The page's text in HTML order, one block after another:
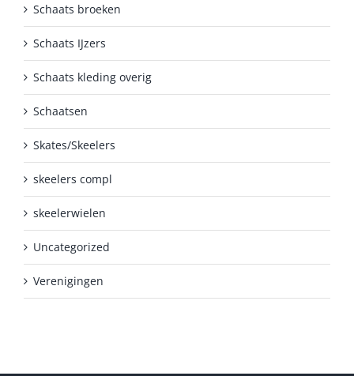
Schaats broeken
Schaats IJzers
Schaats kleding overig
Schaatsen
Skates/Skeelers
skeelers compl
skeelerwielen
Uncategorized
Verenigingen